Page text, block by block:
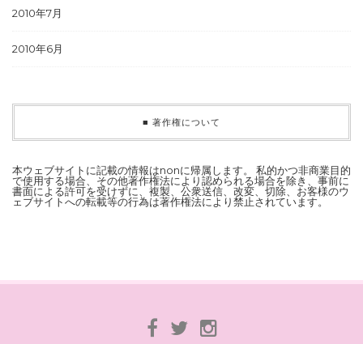
2010年7月
2010年6月
■ 著作権について
本ウェブサイトに記載の情報はnonに帰属します。 私的かつ非商業目的
で使用する場合、その他著作権法により認められる場合を除き、事前に
書面による許可を受けずに、複製、公衆送信、改変、切除、お客様のウ
ェブサイトへの転載等の行為は著作権法により禁止されています。